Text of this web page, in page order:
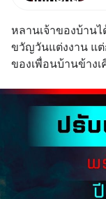
หลานเจ้าของบ้าน
ขวัญวันแต่งงาน แ
ของเพื่อนบ้านข้างเ